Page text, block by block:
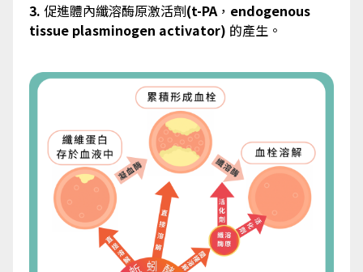
3. 促進體內纖溶酶原激活劑(t-PA， endogenous
tissue plasminogen activator) 的產生。